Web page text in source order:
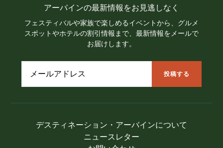
デスティネーション・アーバインについて
ニュースレター
アーバインの最新情報をお見逃しなく
フェスティバルや家族で楽しめるイベントから、グルメ
スポットやホテルの割引情報まで、最新情報をメールで
お届けします。